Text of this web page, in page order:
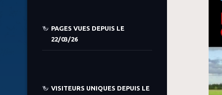
PAGES VUES DEPUIS LE
22/03/26
VISITEURS UNIQUES DEPUIS LE